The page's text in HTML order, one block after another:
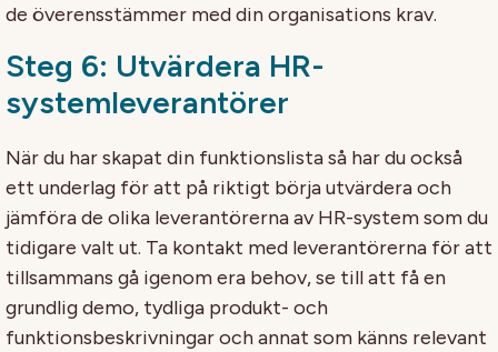
de överensstämmer med din organisations krav.
Steg 6: Utvärdera HR-
systemleverantörer
När du har skapat din funktionslista så har du också
ett underlag för att på riktigt börja utvärdera och
jämföra de olika leverantörerna av HR-system som du
tidigare valt ut. Ta kontakt med leverantörerna för att
tillsammans gå igenom era behov, se till att få en
grundlig demo, tydliga produkt- och
funktionsbeskrivningar och annat som känns relevant